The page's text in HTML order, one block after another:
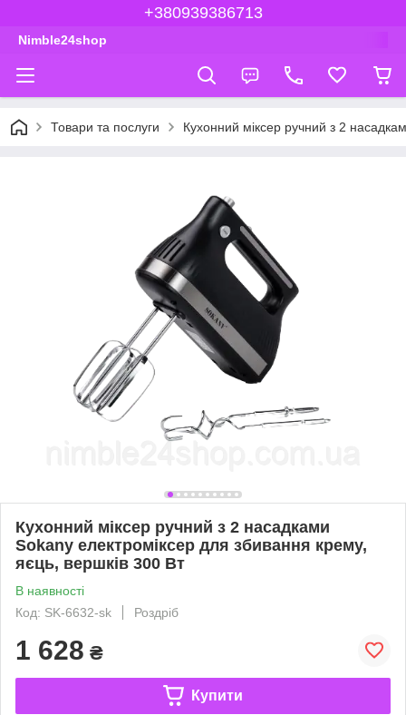
+380939386713
Nimble24shop
Товари та послуги Кухонний міксер ручний з 2
Кухонний міксер ручний з 2 насадками
Sokany електроміксер для збивання крему,
яєць, вершків 300 Вт
В наявності
Код: SK-6632-sk
Роздріб
1 628 ₴
Купити